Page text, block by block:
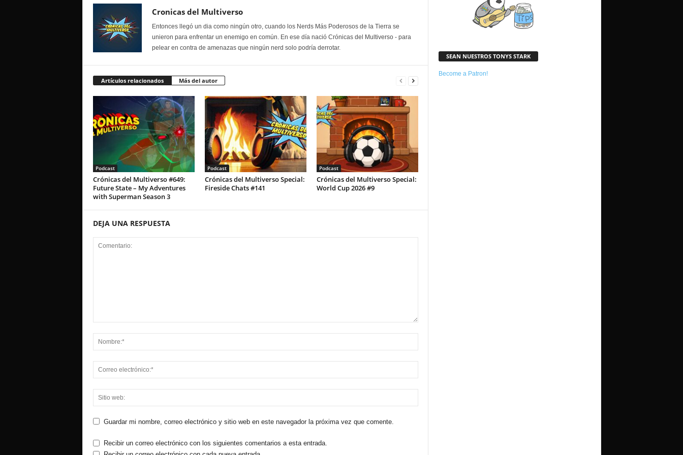
Cronicas del Multiverso
Entonces llegó un dia como ningún otro, cuando los Nerds Más Poderosos de la Tierra se
unieron para enfrentar un enemigo en común. En ese día nació Crónicas del Multiverso - para
pelear en contra de amenazas que ningún nerd solo podría derrotar.
Artículos relacionados Más del autor
Podcast
Crónicas del Multiverso #649:
Future State – My Adventures
with Superman Season 3
Podcast
Crónicas del Multiverso Special:
Fireside Chats #141
Podcast
Crónicas del Multiverso Special:
World Cup 2026 #9
DEJA UNA RESPUESTA
Guardar mi nombre, correo electrónico y sitio web en este navegador la próxima vez que comente.
Recibir un correo electrónico con los siguientes comentarios a esta entrada.
SEAN NUESTROS TONYS STARK
Become a Patron!